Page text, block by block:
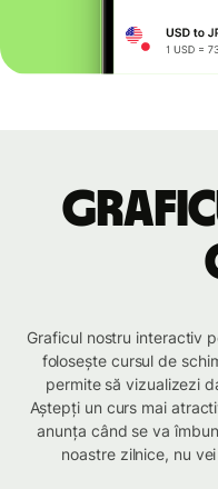
Graficul nostru interactiv
folosește cursul de
permite să vizualizezi
Aștepți un curs mai
anunța când se va
noastre zilnice, nu